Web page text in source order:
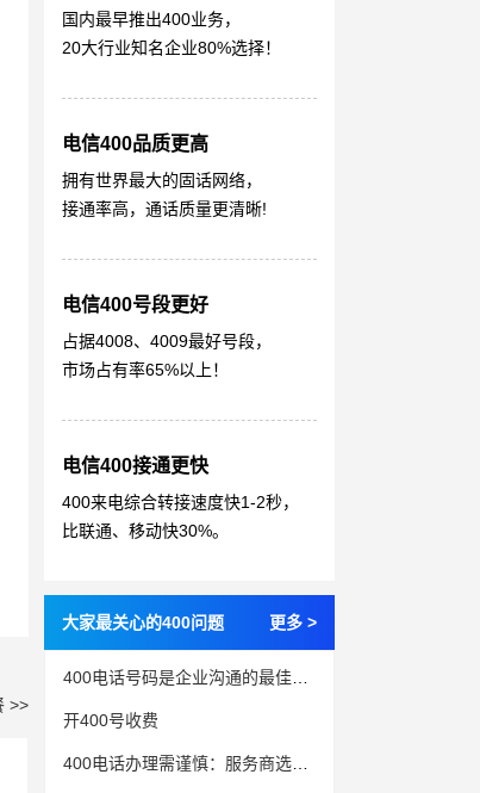
>>
国内最早推出400业务，
20大行业知名企业80%选择！
电信400品质更高
拥有世界最大的固话网络，
接通率高，通话质量更清晰!
电信400号段更好
占据4008、4009最好号段，
市场占有率65%以上！
电信400接通更快
400来电综合转接速度快1-2秒，
比联通、移动快30%。
大家最关心的400问题 更多 >
开400号收费